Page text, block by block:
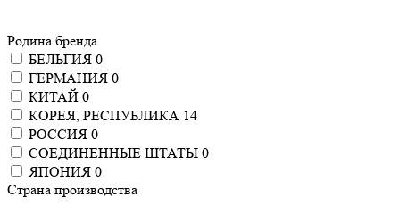
Родина бренда
БЕЛЬГИЯ 0
ГЕРМАНИЯ 0
КИТАЙ 0
КОРЕЯ, РЕСПУБЛИКА 14
РОССИЯ 0
СОЕДИНЕННЫЕ ШТАТЫ 0
ЯПОНИЯ 0
Страна производства